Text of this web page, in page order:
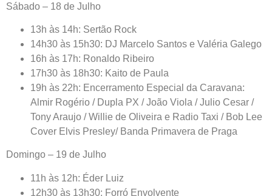
Sábado – 18 de Julho
13h às 14h: Sertão Rock
14h30 às 15h30: DJ Marcelo Santos e Valéria Galego
16h às 17h: Ronaldo Ribeiro
17h30 às 18h30: Kaito de Paula
19h às 22h: Encerramento Especial da Caravana:
Almir Rogério / Dupla PX / João Viola / Julio Cesar /
Tony Araujo / Willie de Oliveira e Radio Taxi / Bob Lee
Cover Elvis Presley/ Banda Primavera de Praga
Domingo – 19 de Julho
11h às 12h: Éder Luiz
12h30 às 13h30: Forró Envolvente